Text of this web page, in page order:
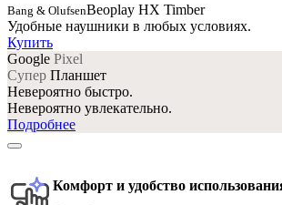
Bang & OlufsenBeoplay HX Timber
Удобные наушники в любых условиях.
Купить
Google Pixel
Супер Планшет
Невероятно быстро.
Невероятно увлекательно.
Подробнее
Комфорт и удобство